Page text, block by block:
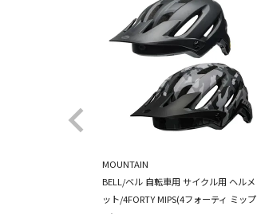
MOUNTAIN
BELL/ベル 自転車用 サイクル用 ヘルメ
ット/4FORTY MIPS(4フォーティ ミップ